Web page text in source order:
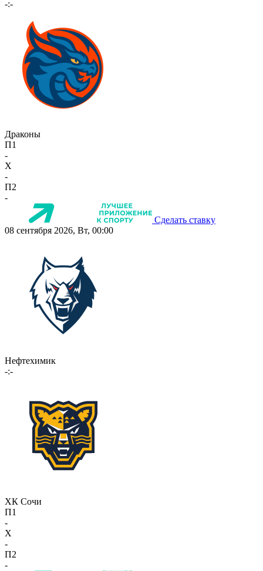
-:-
Драконы
П1
-
X
-
П2
-
Сделать ставку
08 сентября 2026, Вт, 00:00
Нефтехимик
-:-
ХК Сочи
П1
-
X
-
П2
-